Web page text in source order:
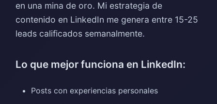
en una mina de oro. Mi estrategia de
contenido en LinkedIn me genera entre 15-25
leads calificados semanalmente.
Lo que mejor funciona en LinkedIn:
Posts con experiencias personales